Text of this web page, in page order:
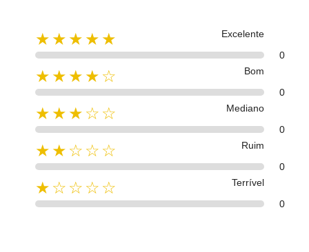
★★★★★
Excelente
0
★★★★☆
Bom
0
★★★☆☆
Mediano
0
★★☆☆☆
Ruim
0
★☆☆☆☆
Terrível
0